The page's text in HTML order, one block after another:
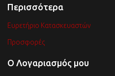
Περισσότερα
Ευρετήριο Κατασκευαστών
Προσφορές
Ο Λογαριασμός μου